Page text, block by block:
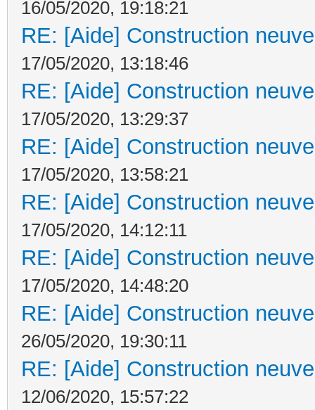
16/05/2020, 19:18:21
RE: [Aide] Construction
17/05/2020, 13:18:46
RE: [Aide] Construction
17/05/2020, 13:29:37
RE: [Aide] Construction
17/05/2020, 13:58:21
RE: [Aide] Construction
17/05/2020, 14:12:11
RE: [Aide] Construction
17/05/2020, 14:48:20
RE: [Aide] Construction
26/05/2020, 19:30:11
RE: [Aide] Construction
12/06/2020, 15:57:22